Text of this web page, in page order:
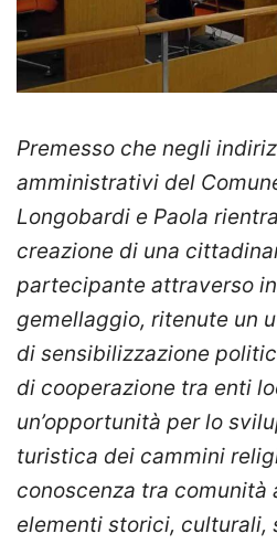
Premesso che negli
amministrativi del
Longobardi e Paola
creazione di una
partecipante attraverso
gemellaggio, ritenute un
di sensibilizzazione
di cooperazione tra enti
un’opportunità per lo
turistica dei cammini
conoscenza tra comunità
elementi storici, culturali,